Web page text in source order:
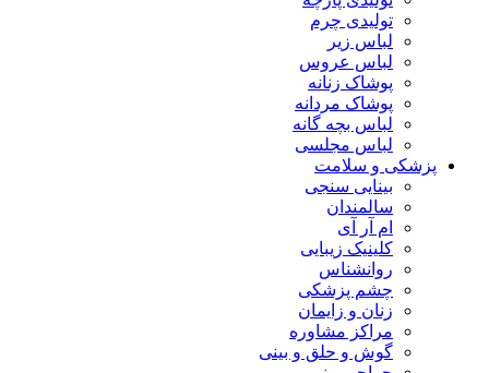
تولیدی چرم
لباس زیر
لباس عروس
پوشاک زنانه
پوشاک مردانه
لباس بچه گانه
لباس مجلسی
پزشکی و سلامت
بینایی سنجی
سالمندان
ام آر آی
کلینیک زیبایی
روانشناس
چشم پزشکی
زنان و زایمان
مراکز مشاوره
گوش و حلق و بینی